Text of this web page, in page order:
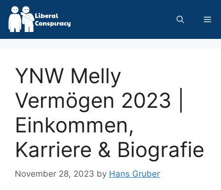
Skip
content
YNW Melly
Vermögen 2023 |
Einkommen,
Karriere & Biografie
November 28, 2023 by Hans Gruber